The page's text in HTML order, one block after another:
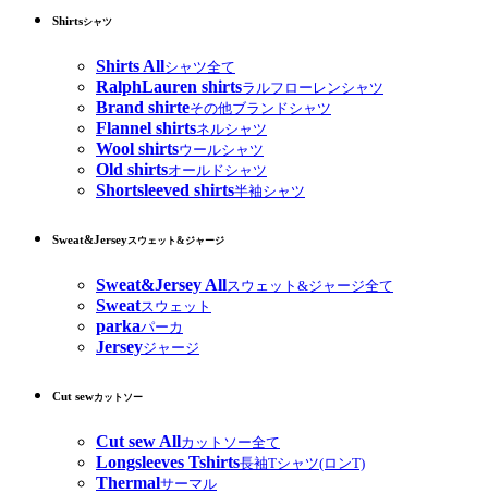
Shirtsシャツ
Shirts Allシャツ全て
RalphLauren shirtsラルフローレンシャツ
Brand shirteその他ブランドシャツ
Flannel shirtsネルシャツ
Wool shirtsウールシャツ
Old shirtsオールドシャツ
Shortsleeved shirts半袖シャツ
Sweat&Jerseyスウェット&ジャージ
Sweat&Jersey Allスウェット&ジャージ全て
Sweatスウェット
parkaパーカ
Jerseyジャージ
Cut sewカットソー
Cut sew Allカットソー全て
Longsleeves Tshirts長袖Tシャツ(ロンT)
Thermalサーマル